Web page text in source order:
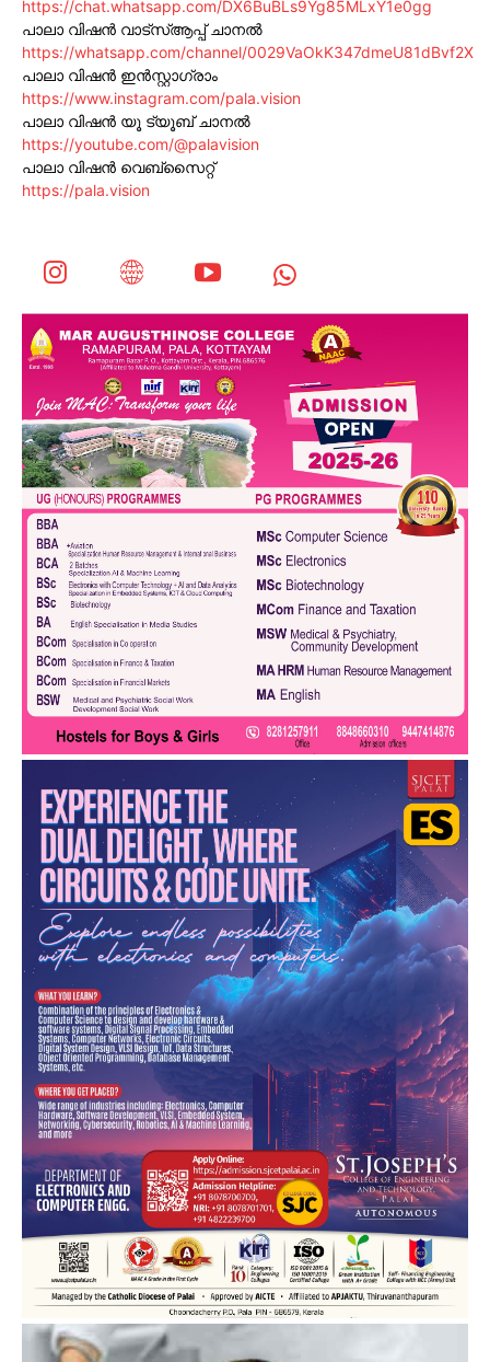
https://chat.whatsapp.com/DX6BuBLs9Yg85MLxY1e0gg
പാലാ വിഷൻ വാട്സ്ആപ്പ് ചാനൽ
https://whatsapp.com/channel/0029VaOkK347dmeU81dBvf2X
പാലാ വിഷൻ ഇൻസ്റ്റാഗ്രാം
https://www.instagram.com/pala.vision
പാലാ വിഷൻ യൂ ട്യൂബ് ചാനൽ
https://youtube.com/@palavision
പാലാ വിഷൻ വെബ്സൈറ്റ്
https://pala.vision